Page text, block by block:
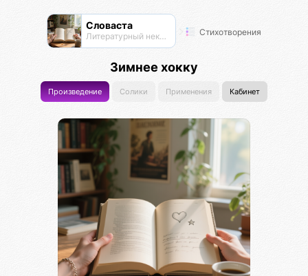
Словаста
Литературный нексус Стихотворения
Зимнее хокку
Произведение Солики Применения Кабинет